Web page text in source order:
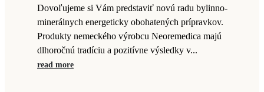
Dovoľujeme si Vám predstaviť novú radu bylinno-
minerálnych energeticky obohatených prípravkov.
Produkty nemeckého výrobcu Neoremedica majú
dlhoročnú tradíciu a pozitívne výsledky v...
read more